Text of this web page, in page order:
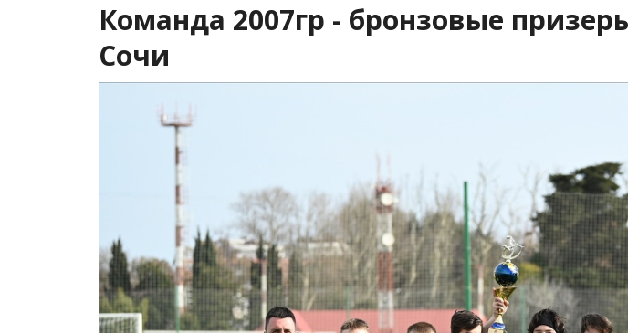
Команда 2007гр - бронзовые
Сочи